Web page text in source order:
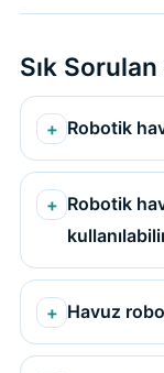
Sık
Robotik
Robotik
Havuz